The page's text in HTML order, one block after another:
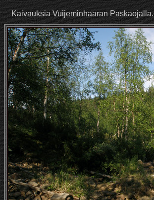
Kaivauksia Vuijeminhaaran Paskaojalla.